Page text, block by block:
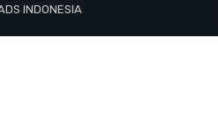
INDONESIA